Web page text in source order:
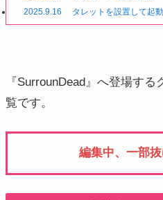
2025.9.16
タレットを設置して起
『SurrounDead』へ登場す
覧です。
編集中、一部